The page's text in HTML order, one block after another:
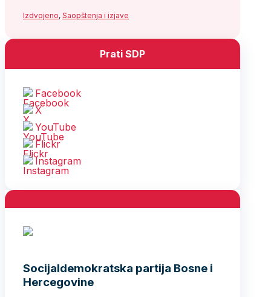
Izdvojeno, Saopštenja i izjave
Prati SDP
Facebook
X
YouTube
Flickr
Instagram
Socijaldemokratska partija Bosne i
Hercegovine